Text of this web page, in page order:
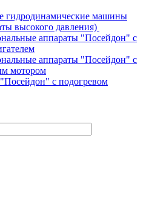
гидродинамические машины
высокого давления)
аппараты "Посейдон" с
аппараты "Посейдон" с
мотором
с подогревом